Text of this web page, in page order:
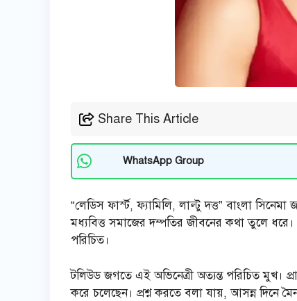
Share This Article
WhatsApp Group
“লেডিস ফার্স্ট, ফ্যামিলি, লাল্টু দত্ত” বাংলা
মধ্যবিত্ত সমাজের দম্পতির জীবনের কথা তুলে
পরিচিত।
টলিউড জগতে এই অভিনেত্রী অত্যন্ত পরিচিত মুখ।
করে চলেছেন। প্রশ্ন করতে বলা যায়, আসন্ন দিনে